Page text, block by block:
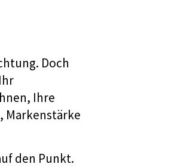
Doch
Ihre
Markenstärke
den Punkt.